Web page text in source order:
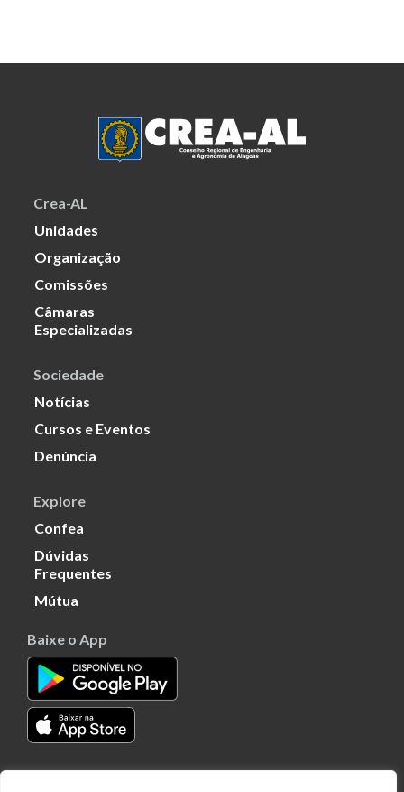
Crea-AL
Unidades
Organização
Comissões
Câmaras
Especializadas
Sociedade
Notícias
Cursos e Eventos
Denúncia
Explore
Confea
Dúvidas
Frequentes
Mútua
Baixe o App
Transparência